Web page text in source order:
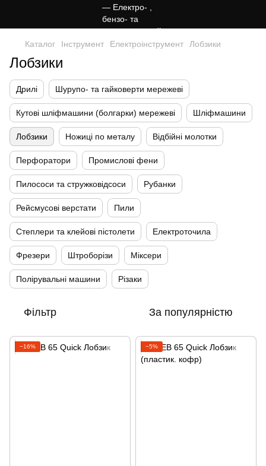
Каталог Інструмент Електроінструмент Лобзики
Лобзики
Дрилі Шурупо- та гайковерти мережеві
Кутові шліфмашини (болгарки) мережеві Шліфмашини
Лобзики Ножиці по металу Відбійні молотки
Перфоратори Промислові фени
Пилососи та стружковідсоси Рубанки
Рейсмусові верстати Пили
Степлери та клейові пістолети Електроточила
Фрезери Штроборізи Міксери
Полірувальні машини Різаки
Фільтр За популярністю
−16% −5%